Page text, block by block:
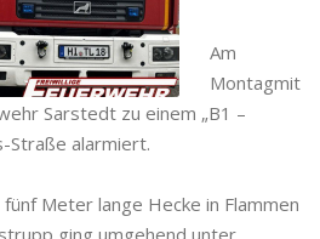
,Einsatzabteilung,
,Sarstedt
Am
Montagmit
Sarstedt zu einem „B1 –
Straße alarmiert.
Meter lange Hecke in Flammen
ging umgehend unter